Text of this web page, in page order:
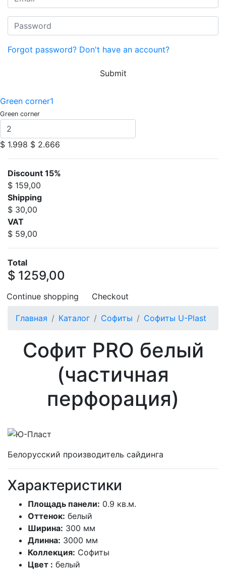
Forgot password? Don't have an account?
Submit
Green corner1
Green corner
$ 1.998 $ 2.666
Discount 15%
$ 159,00
Shipping
$ 30,00
VAT
$ 59,00
Total
$ 1259,00
Continue shopping Checkout
Главная Каталог Софиты Софиты U-Plast
Софит PRO белый
(частичная
перфорация)
Белорусский производитель сайдинга
Характеристики
Площадь панели: 0.9 кв.м.
Оттенок: белый
Ширина: 300 мм
Длинна: 3000 мм
Коллекция: Софиты
Цвет : белый